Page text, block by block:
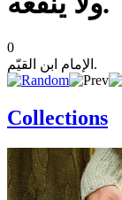
0
الإمام ابن القيّم.
Collections